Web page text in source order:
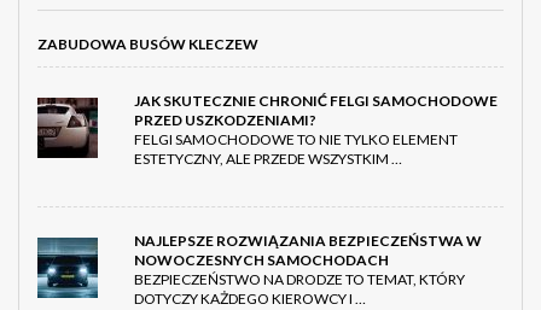
ZABUDOWA BUSÓW KLECZEW
JAK SKUTECZNIE CHRONIĆ FELGI SAMOCHODOWE
PRZED USZKODZENIAMI?
FELGI SAMOCHODOWE TO NIE TYLKO ELEMENT
ESTETYCZNY, ALE PRZEDE WSZYSTKIM …
NAJLEPSZE ROZWIĄZANIA BEZPIECZEŃSTWA W
NOWOCZESNYCH SAMOCHODACH
BEZPIECZEŃSTWO NA DRODZE TO TEMAT, KTÓRY
DOTYCZY KAŻDEGO KIEROWCY I …